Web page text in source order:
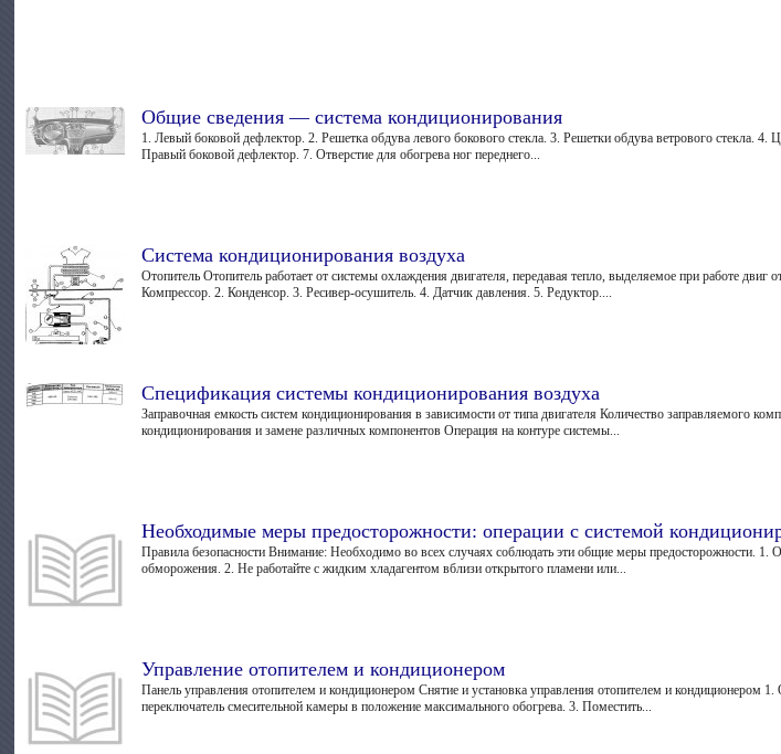
Общие сведения — система кондиционирования
1. Левый боковой дефлектор. 2. Решетка обдува левого бокового стекла. 3. Решетки обдува ветрового стекла.
Правый боковой дефлектор. 7. Отверстие для обогрева ног переднего...
Система кондиционирования воздуха
Отопитель Отопитель работает от системы охлаждения двигателя, передавая тепло, выделяемое при работе
Компрессор. 2. Конденсор. 3. Ресивер-осушитель. 4. Датчик давления. 5. Редуктор....
Спецификация системы кондиционирования воздуха
Заправочная емкость систем кондиционирования в зависимости от типа двигателя Количество заправляемого
кондиционирования и замене различных компонентов Операция на контуре системы...
Необходимые меры предосторожности: операции с системой
Правила безопасности Внимание: Необходимо во всех случаях соблюдать эти общие меры предосторожности.
обморожения. 2. Не работайте с жидким хладагентом вблизи открытого пламени или...
Управление отопителем и кондиционером
Панель управления отопителем и кондиционером Снятие и установка управления отопителем и кондиционером
переключатель смесительной камеры в положение максимального обогрева. 3. Поместить...